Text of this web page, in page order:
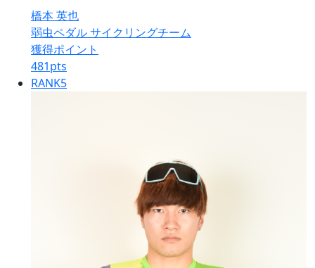
橋本 英也
弱虫ペダル サイクリングチーム
獲得ポイント
481pts
RANK5